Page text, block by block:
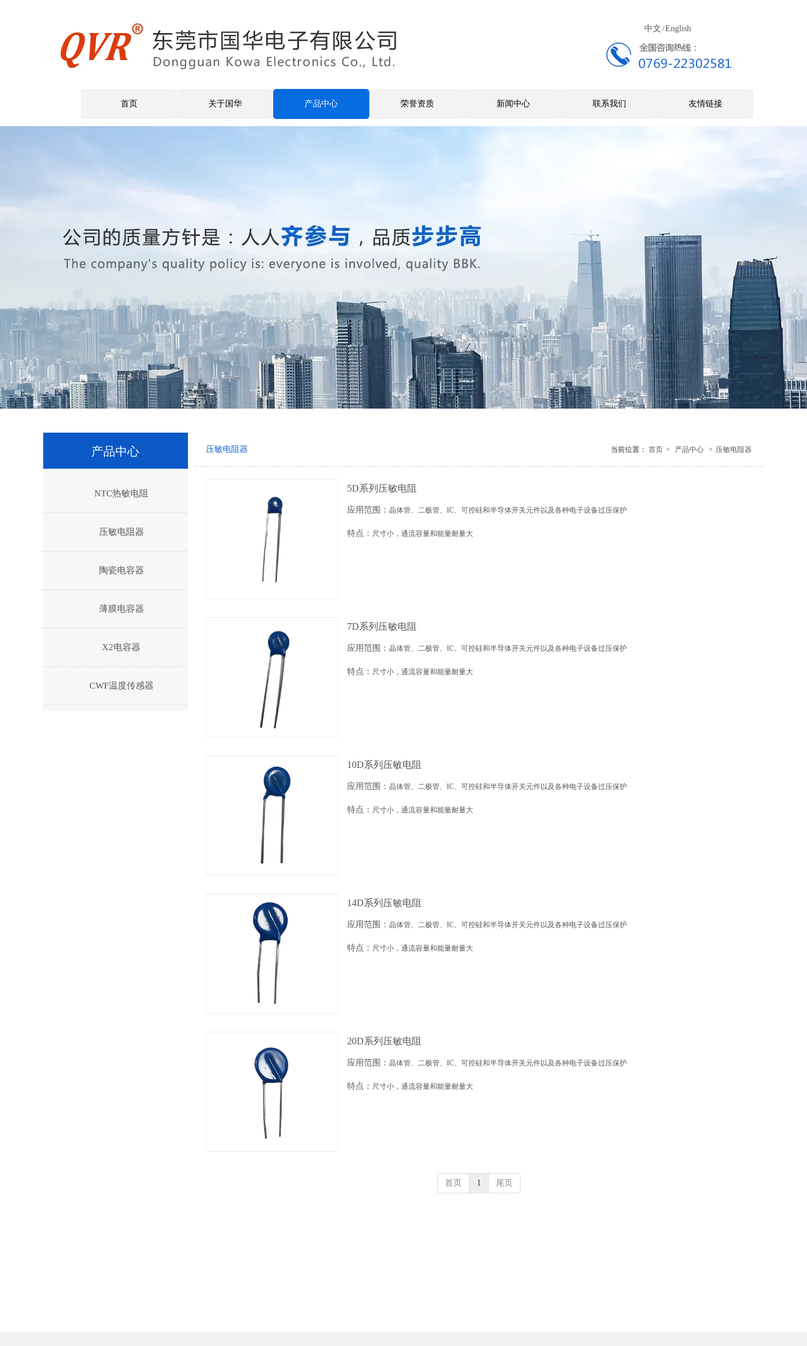
中文 /English
首页 关于国华 产品中心 荣誉资质 新闻中心 联系我们 友情链接
产品中心
NTC热敏电阻
压敏电阻器
陶瓷电容器
薄膜电容器
X2电容器
CWF温度传感器
压敏电阻器 当前位置： 首页 > 产品中心 > 压敏电阻器
5D系列压敏电阻
应用范围： 晶体管、二极管、IC、可控硅和半导体开关元件以及各种电子设备过压保护
特点： 尺寸小，通流容量和能量耐量大
7D系列压敏电阻
应用范围： 晶体管、二极管、IC、可控硅和半导体开关元件以及各种电子设备过压保护
特点： 尺寸小，通流容量和能量耐量大
10D系列压敏电阻
应用范围： 晶体管、二极管、IC、可控硅和半导体开关元件以及各种电子设备过压保护
特点： 尺寸小，通流容量和能量耐量大
14D系列压敏电阻
应用范围： 晶体管、二极管、IC、可控硅和半导体开关元件以及各种电子设备过压保护
特点： 尺寸小，通流容量和能量耐量大
20D系列压敏电阻
应用范围： 晶体管、二极管、IC、可控硅和半导体开关元件以及各种电子设备过压保护
特点： 尺寸小，通流容量和能量耐量大
首页 1 尾页